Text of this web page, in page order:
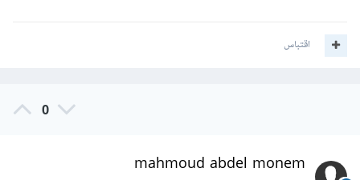
اقتباس
0
mahmoud abdel monem